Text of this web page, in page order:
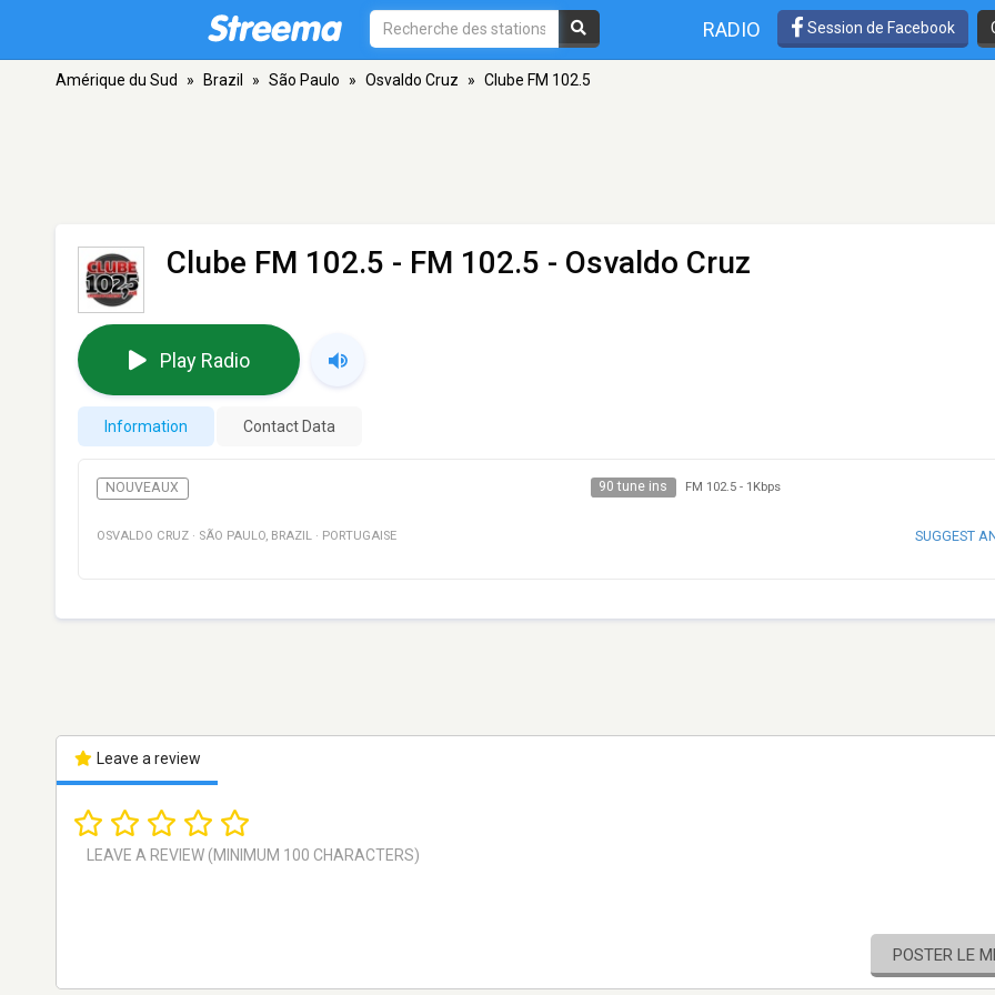
RADIO Session de Facebook
Amérique du Sud » Brazil » São Paulo » Osvaldo Cruz » Clube FM 102.5
Clube FM 102.5 - FM 102.5 - Osvaldo Cruz
Play Radio
Information Contact Data
NOUVEAUX 90 tune ins FM 102.5- 1Kbps
OSVALDO CRUZ · SÃO PAULO, BRAZIL · PORTUGAISE SUGGEST
Leave a review
POSTER LE